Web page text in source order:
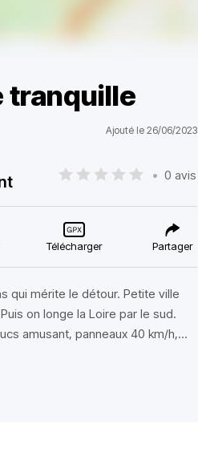
tranquille
Ajouté le 26/06/2023
• 0 avis
Télécharger Partager
qui mérite le détour. Petite ville
on longe la Loire par le sud.
amusant, panneaux 40 km/h,...